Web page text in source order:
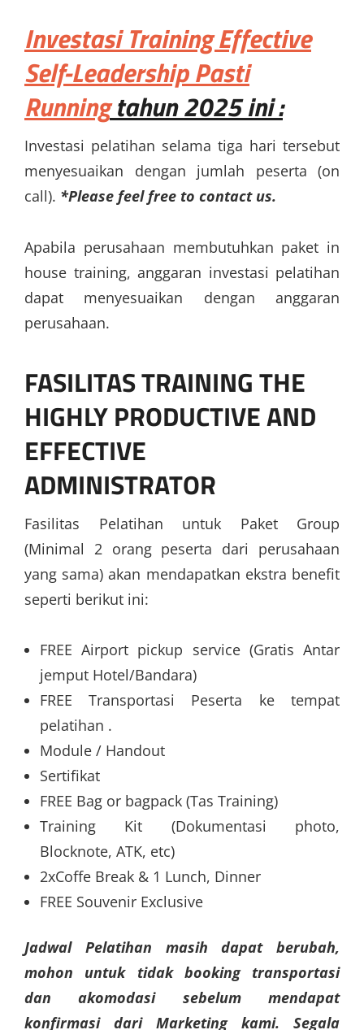
Investasi Training Effective
Self-Leadership Pasti
Running tahun 2025 ini :
Investasi pelatihan selama tiga hari tersebut
menyesuaikan dengan jumlah peserta (on
call). *Please feel free to contact us.
Apabila perusahaan membutuhkan paket in
house training, anggaran investasi pelatihan
dapat menyesuaikan dengan anggaran
perusahaan.
FASILITASTRAINING THE
HIGHLY PRODUCTIVE AND
EFFECTIVE
ADMINISTRATOR
Fasilitas Pelatihan untuk Paket Group
(Minimal 2 orang peserta dari perusahaan
yang sama) akan mendapatkan ekstra benefit
seperti berikut ini:
FREE Airport pickup service (Gratis Antar
jemput Hotel/Bandara)
FREE Transportasi Peserta ke tempat
pelatihan .
Module / Handout
Sertifikat
FREE Bag or bagpack (Tas Training)
Training Kit (Dokumentasi photo,
Blocknote, ATK, etc)
2xCoffe Break & 1 Lunch, Dinner
FREE Souvenir Exclusive
Jadwal Pelatihan masih dapat berubah,
mohon untuk tidak booking transportasi
dan akomodasi sebelum mendapat
konfirmasi dari Marketing kami. Segala